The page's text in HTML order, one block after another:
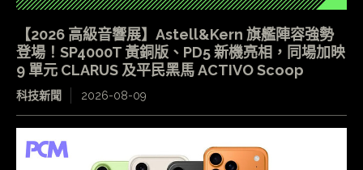
【2026 高級音響展】Astell&Kern 旗艦陣容強勢
登場！SP4000T 黃銅版、PD5 新機亮相，同場加映
9 單元 CLARUS 及平民黑馬 ACTIVO Scoop
科技新聞 2026-08-09